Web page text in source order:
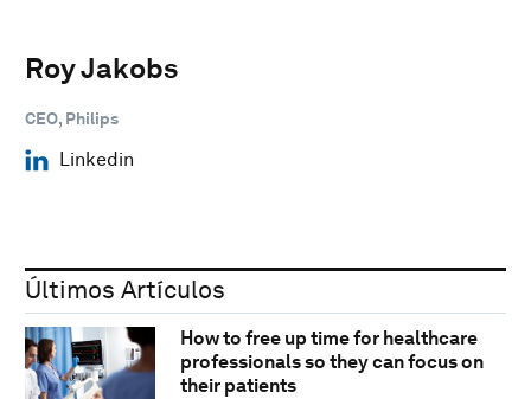
Roy Jakobs
CEO, Philips
Linkedin
Últimos Artículos
How to free up time for healthcare
professionals so they can focus on
their patients